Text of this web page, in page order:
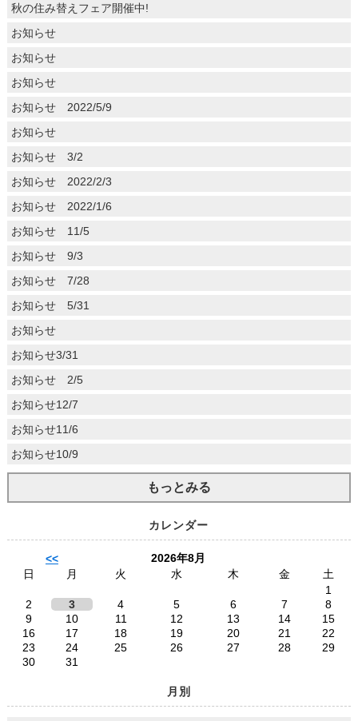
秋の住み替えフェア開催中!
お知らせ
お知らせ
お知らせ
お知らせ 2022/5/9
お知らせ
お知らせ 3/2
お知らせ 2022/2/3
お知らせ 2022/1/6
お知らせ 11/5
お知らせ 9/3
お知らせ 7/28
お知らせ 5/31
お知らせ
お知らせ3/31
お知らせ 2/5
お知らせ12/7
お知らせ11/6
お知らせ10/9
もっとみる
カレンダー
<<
2026年8月
日
月 火 水 木 金
土
1
2
3 4 5 6 7
8
9
10 11 12 13 14
15
16
17 18 19 20 21
22
23
24 25 26 27 28
29
30
31
月別